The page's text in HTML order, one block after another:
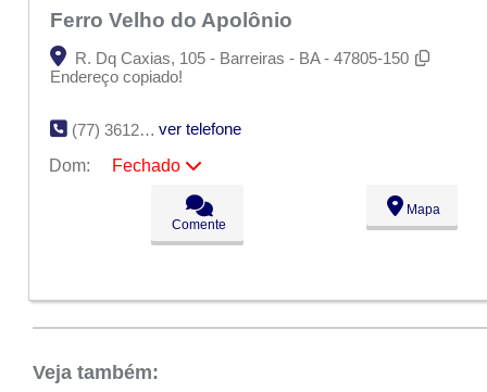
Ferro Velho do Apolônio
R. Dq Caxias, 105 - Barreiras - BA - 47805-150
Endereço copiado!
(77) 3612-1252
ver telefone
Dom:
Fechado
09:00 - 18:00
09:00 - 18:00
09:00 - 18:00
Comente
Mapa
Veja também: